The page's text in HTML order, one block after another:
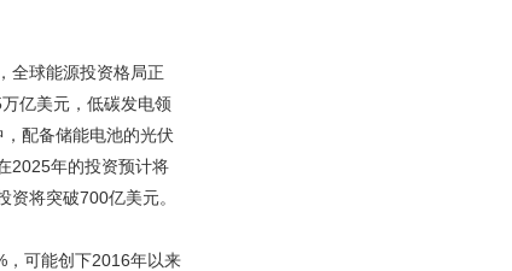
全球能源投资格局正
亿美元，低碳发电领
配备储能电池的光伏
2025年的投资预计将
将突破700亿美元。
，可能创下2016年以来